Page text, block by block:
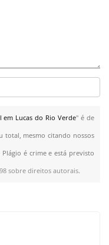
em Lucas do Rio Verde" é de
total, mesmo citando nossos
é crime e está previsto
sobre direitos autorais.